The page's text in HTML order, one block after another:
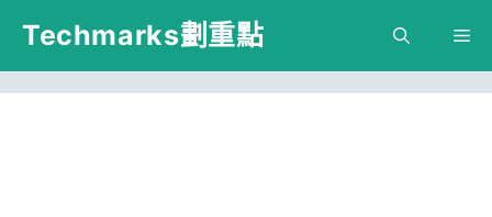
跳
主
Techmarks劃重點